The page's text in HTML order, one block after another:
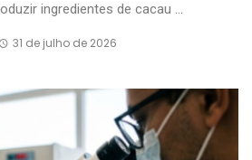
ingredientes de cacau ...
31 de julho de 2026